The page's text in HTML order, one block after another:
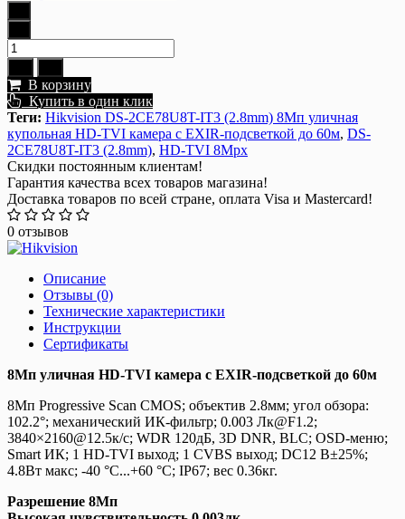
В корзину
Купить в один клик
Теги: Hikvision DS-2CE78U8T-IT3 (2.8mm) 8Мп уличная
купольная HD-TVI камера с EXIR-подсветкой до 60м, DS-
2CE78U8T-IT3 (2.8mm), HD-TVI 8Mpx
Скидки постоянным клиентам!
Гарантия качества всех товаров магазина!
Доставка товаров по всей стране, оплата Visa и Mastercard!
0 отзывов
Описание
Отзывы (0)
Технические характеристики
Инструкции
Сертификаты
8Мп уличная HD-TVI камера с EXIR-подсветкой до 60м
8Мп Progressive Scan CMOS; объектив 2.8мм; угол обзора:
102.2°; механический ИК-фильтр; 0.003 Лк@F1.2;
3840×2160@12.5к/с; WDR 120дБ, 3D DNR, BLC; OSD-меню;
Smart ИК; 1 HD-TVI выход; 1 CVBS выход; DC12 В±25%;
4.8Вт макс; -40 °C...+60 °C; IP67; вес 0.36кг.
Разрешение 8Мп